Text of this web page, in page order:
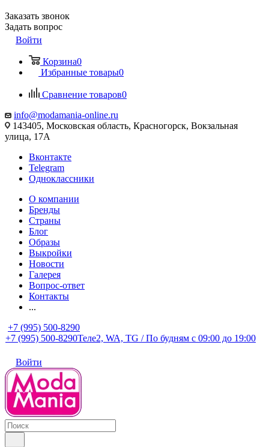
Заказать звонок
Задать вопрос
Войти
Корзина0
Избранные товары0
Сравнение товаров0
info@modamania-online.ru
143405, Московская область, Красногорск, Вокзальная
улица, 17А
Вконтакте
Telegram
Одноклассники
О компании
Бренды
Страны
Блог
Образы
Выкройки
Новости
Галерея
Вопрос-ответ
Контакты
...
+7 (995) 500-8290
+7 (995) 500-8290Теле2, WA, TG / По будням c 09:00 до 19:00
Войти